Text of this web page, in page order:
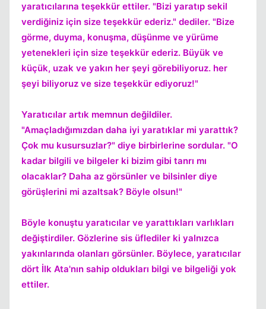
yaratıcılarına teşekkür ettiler. "Bizi yaratıp sekil
verdiğiniz için size teşekkür ederiz." dediler. "Bize
görme, duyma, konuşma, düşünme ve yürüme
yetenekleri için size teşekkür ederiz. Büyük ve
küçük, uzak ve yakın her şeyi görebiliyoruz. her
şeyi biliyoruz ve size teşekkür ediyoruz!"
Yaratıcılar artık memnun değildiler.
"Amaçladığımızdan daha iyi yaratıklar mi yarattık?
Çok mu kusursuzlar?" diye birbirlerine sordular. "O
kadar bilgili ve bilgeler ki bizim gibi tanrı mı
olacaklar? Daha az görsünler ve bilsinler diye
görüşlerini mi azaltsak? Böyle olsun!"
Böyle konuştu yaratıcılar ve yarattıkları varlıkları
değiştirdiler. Gözlerine sis üflediler ki yalnızca
yakınlarında olanları görsünler. Böylece, yaratıcılar
dört İlk Ata'nın sahip oldukları bilgi ve bilgeliği yok
ettiler.